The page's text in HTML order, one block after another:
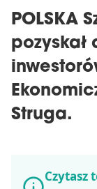
POLSKA
pozyskał
Struga.
Czytasz